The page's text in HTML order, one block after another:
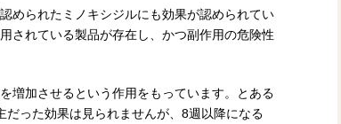
められたミノキシジルにも効果が認められてい
されている製品が存在し、かつ副作用の危険性
増加させるという作用をもっています。とある
だった効果は見られませんが、8週以降になる